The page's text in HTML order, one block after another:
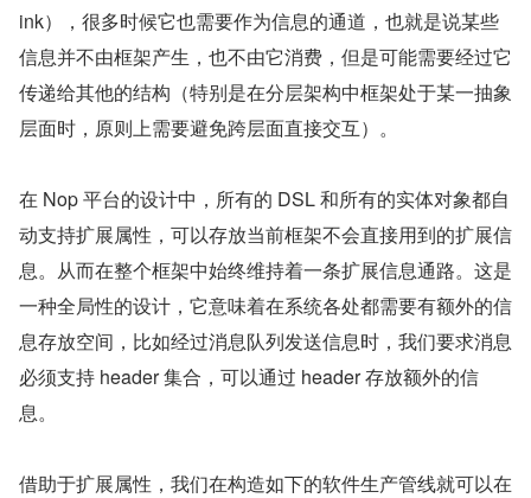
ink），很多时候它也需要作为信息的通道，也就是说某些
信息并不由框架产生，也不由它消费，但是可能需要经过它
传递给其他的结构（特别是在分层架构中框架处于某一抽象
层面时，原则上需要避免跨层面直接交互）。
在 Nop 平台的设计中，所有的 DSL 和所有的实体对象都自
动支持扩展属性，可以存放当前框架不会直接用到的扩展信
息。从而在整个框架中始终维持着一条扩展信息通路。这是
一种全局性的设计，它意味着在系统各处都需要有额外的信
息存放空间，比如经过消息队列发送信息时，我们要求消息
必须支持 header 集合，可以通过 header 存放额外的信
息。
借助于扩展属性，我们在构造如下的软件生产管线就可以在